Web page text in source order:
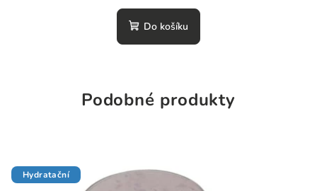
Do košíku
Podobné produkty
Hydratační